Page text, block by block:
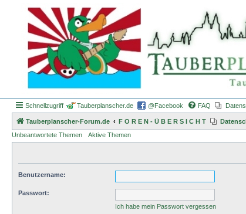
Schnellzugriff Tauberplanscher.de @Facebook FAQ
Tauberplanscher-Forum.de F O R E N - Ü B E R S I C H T
Unbeantwortete Themen
Aktive Themen
Benutzername:
Passwort:
Ich habe mein Passwort vergessen